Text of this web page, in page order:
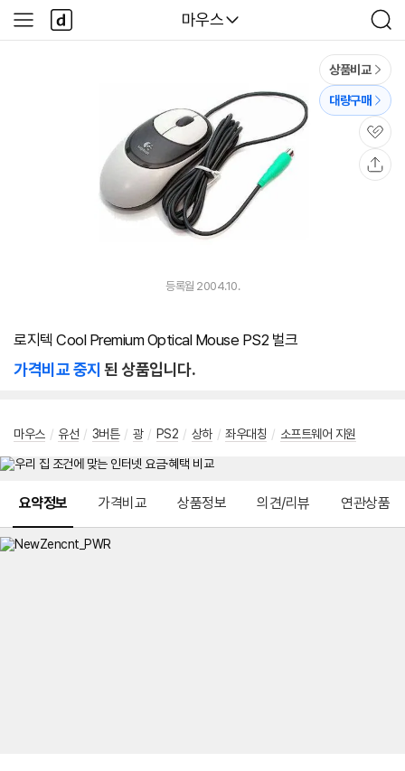
다나와
마우스
검
색
사
이
다
나
와
상품비교
대량구매
관
심
등록월 2004.10.
로지텍 Cool Premium Optical Mouse PS2 벌크
가격비교 중지 된 상품입니다.
마우스 / 유선 / 3버튼 / 광 / PS2 / 상하 / 좌우대칭 / 소프트웨어 지원
요약정보 가격비교 상품정보 의견/리뷰 연관상품